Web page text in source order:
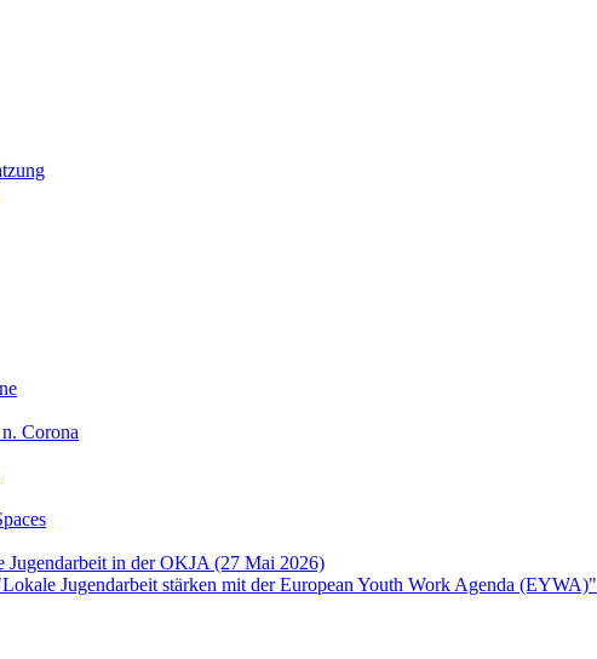
Corona
Jugendarbeit in der OKJA (27 Mai 2026)
Jugendarbeit stärken mit der European Youth Work Agenda (EYWA)"